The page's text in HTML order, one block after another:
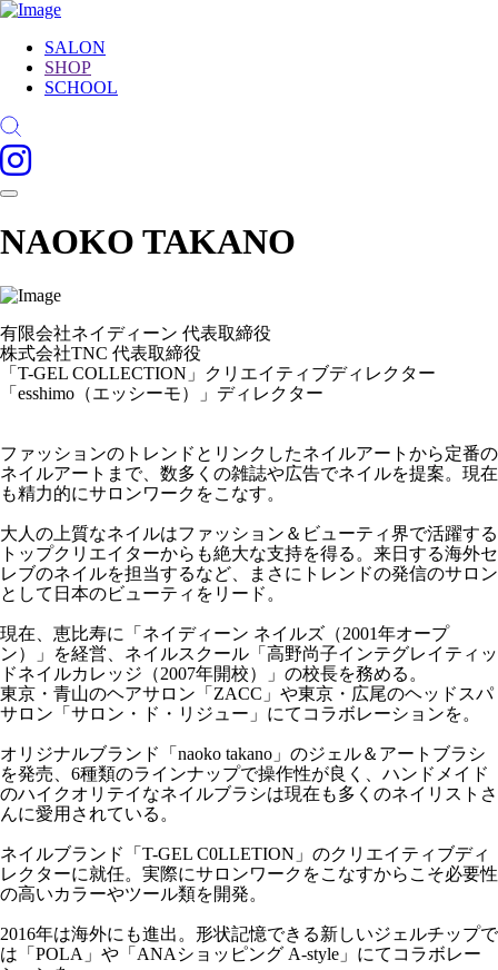
SALON
SHOP
SCHOOL
NAOKO TAKANO
有限会社ネイディーン 代表取締役
株式会社TNC 代表取締役
「T-GEL COLLECTION」クリエイティブディレクター
「esshimo（エッシーモ）」ディレクター
ファッションのトレンドとリンクしたネイルアートから定番の
ネイルアートまで、数多くの雑誌や広告でネイルを提案。現在
も精力的にサロンワークをこなす。
大人の上質なネイルはファッション＆ビューティ界で活躍する
トップクリエイターからも絶大な支持を得る。来日する海外セ
レブのネイルを担当するなど、まさにトレンドの発信のサロン
として日本のビューティをリード。
現在、恵比寿に「ネイディーン ネイルズ（2001年オープ
ン）」を経営、ネイルスクール「高野尚子インテグレイティッ
ドネイルカレッジ（2007年開校）」の校長を務める。
東京・青山のヘアサロン「ZACC」や東京・広尾のヘッドスパ
サロン「サロン・ド・リジュー」にてコラボレーションを。
オリジナルブランド「naoko takano」のジェル＆アートブラシ
を発売、6種類のラインナップで操作性が良く、ハンドメイド
のハイクオリテイなネイルブラシは現在も多くのネイリストさ
んに愛用されている。
ネイルブランド「T-GEL C0LLETION」のクリエイティブディ
レクターに就任。実際にサロンワークをこなすからこそ必要性
の高いカラーやツール類を開発。
2016年は海外にも進出。形状記憶できる新しいジェルチップで
は「POLA」や「ANAショッピング A-style」にてコラボレー